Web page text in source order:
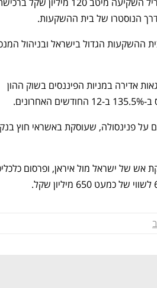
הנוסטרו של בית ההשקעות.